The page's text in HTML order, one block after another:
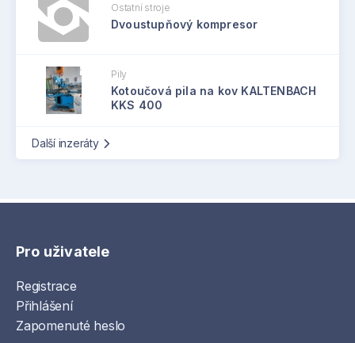
Ostatní stroje
Dvoustupňový kompresor
Pily
Kotoučová pila na kov KALTENBACH
KKS 400
Další inzeráty
Pro uživatele
Registrace
Přihlášení
Zapomenuté heslo